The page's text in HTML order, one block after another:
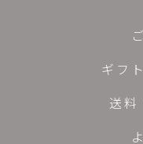
ギフ
送料